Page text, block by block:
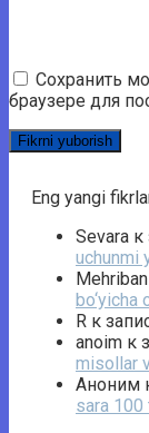
Сохранить
браузере для
Eng yangi
Sevara к
uchunmi
Mehriban
bo‘yicha
R к
anoim к
misollar
Аноним
sara